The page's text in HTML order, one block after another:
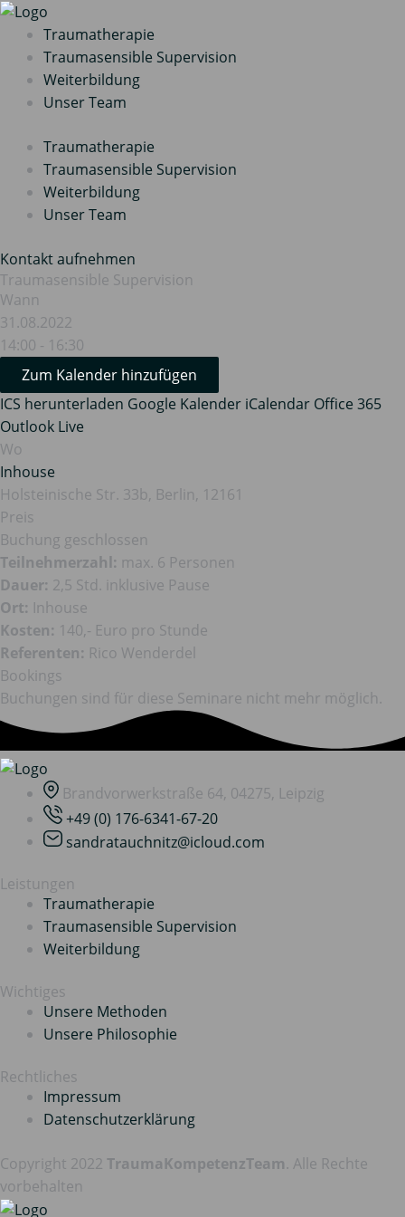
Zum
Inhalt
springen
Traumatherapie
Traumasensible Supervision
Weiterbildung
Unser Team
Traumatherapie
Traumasensible Supervision
Weiterbildung
Unser Team
Kontakt aufnehmen
Traumasensible Supervision
Wann
31.08.2022
14:00 - 16:30
Zum Kalender hinzufügen
ICS herunterladen Google Kalender iCalendar Office 365
Outlook Live
Wo
Inhouse
Holsteinische Str. 33b, Berlin, 12161
Preis
Buchung geschlossen
Teilnehmerzahl: max. 6 Personen
Dauer: 2,5 Std. inklusive Pause
Ort: Inhouse
Kosten: 140,- Euro pro Stunde
Referenten: Rico Wenderdel
Bookings
Buchungen sind für diese Seminare nicht mehr möglich.
Brandvorwerkstraße 64, 04275, Leipzig
+49 (0) 176-6341-67-20
sandratauchnitz@icloud.com
Leistungen
Traumatherapie
Traumasensible Supervision
Weiterbildung
Wichtiges
Unsere Methoden
Unsere Philosophie
Rechtliches
Impressum
Datenschutz­erklärung
Copyright 2022 TraumaKompetenzTeam. Alle Rechte
vorbehalten